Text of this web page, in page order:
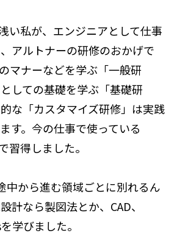
い私が、エンジニアとして仕事
アルトナーの研修のおかげで
マナーなどを学ぶ「一般研
しての基礎を学ぶ「基礎研
な「カスタマイズ研修」は実践
す。今の仕事で使っている
習得しました。
中から進む領域ごとに別れるん
計なら製図法とか、CAD、
学びました。